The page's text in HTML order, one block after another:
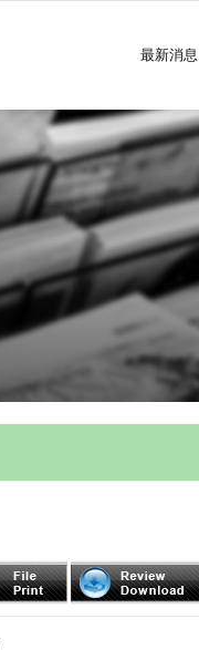
最新消息